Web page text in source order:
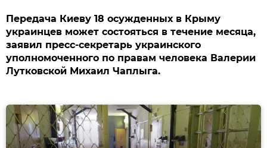
Передача Киеву 18 осужденных в Крыму
украинцев может состояться в течение месяца,
заявил пресс-секретарь украинского
уполномоченного по правам человека Валерии
Лутковской Михаил Чаплыга.